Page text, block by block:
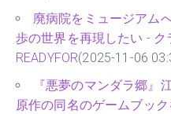
廃病院をミュージアム
歩の世界を再現したい -
READYFOR(2025-11-06
『悪夢のマンダラ郷』
原作の同名のゲームブッ